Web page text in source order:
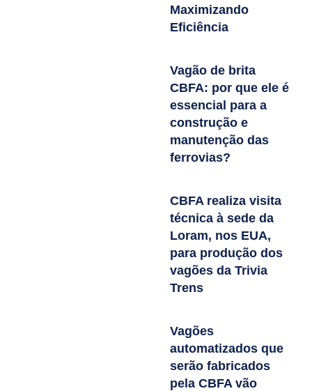
Maximizando
Eficiência
Vagão de brita
CBFA: por que ele é
essencial para a
construção e
manutenção das
ferrovias?
CBFA realiza visita
técnica à sede da
Loram, nos EUA,
para produção dos
vagões da Trivia
Trens
Vagões
automatizados que
serão fabricados
pela CBFA vão